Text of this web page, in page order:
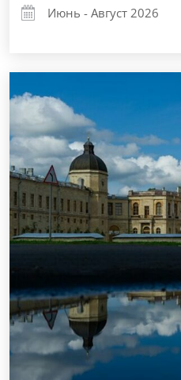
Июнь - Август 2026